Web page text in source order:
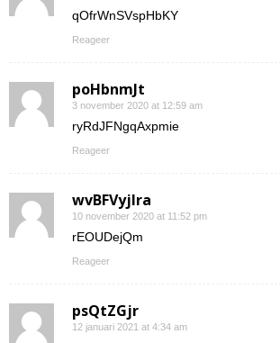
qOfrWnSVspHbKY
Reageer
poHbnmJt
3 november 2020 at 12:59 am
ryRdJFNgqAxpmie
Reageer
wvBFVyjlra
10 november 2020 at 11:52 pm
rEOUDejQm
Reageer
psQtZGjr
12 januari 2021 at 4:34 am